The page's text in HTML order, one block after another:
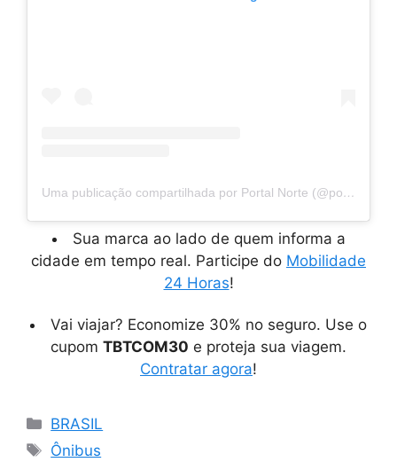
Uma publicação compartilhada por Portal Norte (@portalnorte_)
Sua marca ao lado de quem informa a
cidade em tempo real. Participe do Mobilidade
24 Horas!
Vai viajar? Economize 30% no seguro. Use o
cupom TBTCOM30 e proteja sua viagem.
Contratar agora!
Categorias
BRASIL
Tags
Ônibus